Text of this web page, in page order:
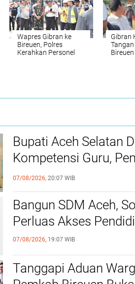
Wapres Gibran ke
Bireuen, Polres
Kerahkan Personel
Gibran
Bupati Aceh Selatan
Kompetensi Guru,
dengan Pascasarjana
07/08/2026, 20:07 WIB
‎Bangun SDM Aceh,
Perluas Akses
07/08/2026, 19:07 WIB
Tanggapi Aduan